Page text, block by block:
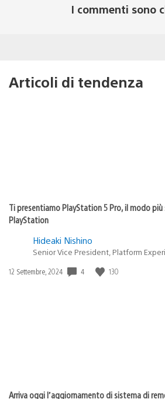
I commenti sono
Articoli di tendenza
Ti presentiamo PlayStation 5 Pro, il modo
PlayStation
Hideaki Nishino
Senior Vice President, Platform
Data
12 Settembre, 2024 4 130
Arriva oggi l’aggiornamento di sistema di